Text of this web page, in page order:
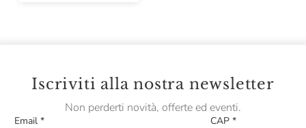
Iscriviti alla nostra newsletter
Non perderti novità, offerte ed eventi.
Email * CAP *